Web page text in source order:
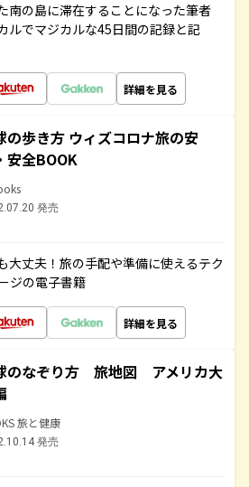
南の島に滞在することになった筆者
ルでマジカルな45日間の記録と記
詳細を見る
の歩き方 ウィズコロナ旅の安
安全BOOK
発売
大丈夫！旅の手配や準備に使えるテク
ジの電子書籍
詳細を見る
のなぞり方 旅地図 アメリカ大
旅と健康
発売